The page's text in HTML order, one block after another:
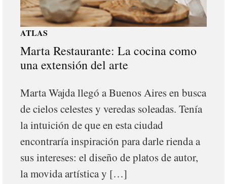
ATLAS
Marta Restaurante: La cocina como
una extensión del arte
Marta Wajda llegó a Buenos Aires en busca
de cielos celestes y veredas soleadas. Tenía
la intuición de que en esta ciudad
encontraría inspiración para darle rienda a
sus intereses: el diseño de platos de autor,
la movida artística y […]